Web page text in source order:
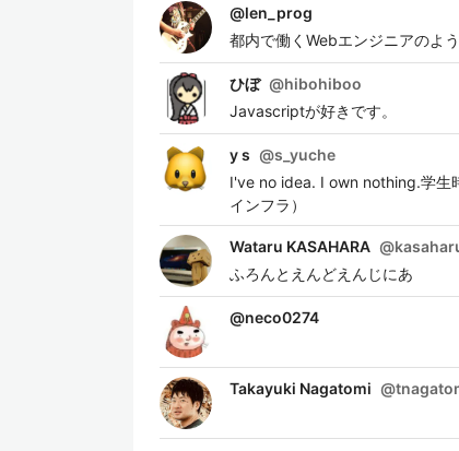
@len_prog
都内で働くWebエンジニアのよ
ひぼ @hibohiboo
Javascriptが好きです。
y s @s_yuche
I've no idea. I own nothing.学生
インフラ）
Wataru KASAHARA @
ふろんとえんどえんじにあ
@neco0274
Takayuki Nagatomi @